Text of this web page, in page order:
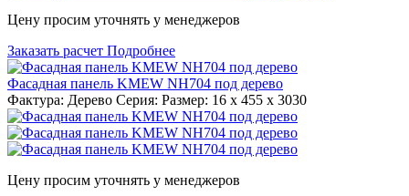
Цену просим уточнять у менеджеров
Заказать расчет Подробнее
Фасадная панель KMEW NH704 под дерево
Фактура: Дерево Серия: Размер: 16 x 455 x 3030
Цену просим уточнять у менеджеров